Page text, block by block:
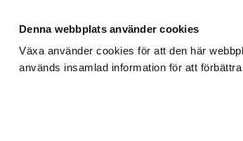
Denna webbplats använder cookies
Växa använder cookies för att den här
används insamlad information för att